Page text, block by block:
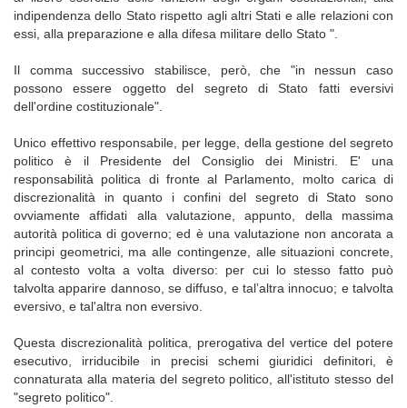
indipendenza dello Stato rispetto agli altri Stati e alle relazioni con
essi, alla preparazione e alla difesa militare dello Stato ".
Il comma successivo stabilisce, però, che "in nessun caso
possono essere oggetto del segreto di Stato fatti eversivi
dell'ordine costituzionale".
Unico effettivo responsabile, per legge, della gestione del segreto
politico è il Presidente del Consiglio dei Ministri. E' una
responsabilità politica di fronte al Parlamento, molto carica di
discrezionalità in quanto i confini del segreto di Stato sono
ovviamente affidati alla valutazione, appunto, della massima
autorità politica di governo; ed è una valutazione non ancorata a
principi geometrici, ma alle contingenze, alle situazioni concrete,
al contesto volta a volta diverso: per cui lo stesso fatto può
talvolta apparire dannoso, se diffuso, e tal’altra innocuo; e talvolta
eversivo, e tal'altra non eversivo.
Questa discrezionalità politica, prerogativa del vertice del potere
esecutivo, irriducibile in precisi schemi giuridici definitori, è
connaturata alla materia del segreto politico, all'istituto stesso del
"segreto politico".